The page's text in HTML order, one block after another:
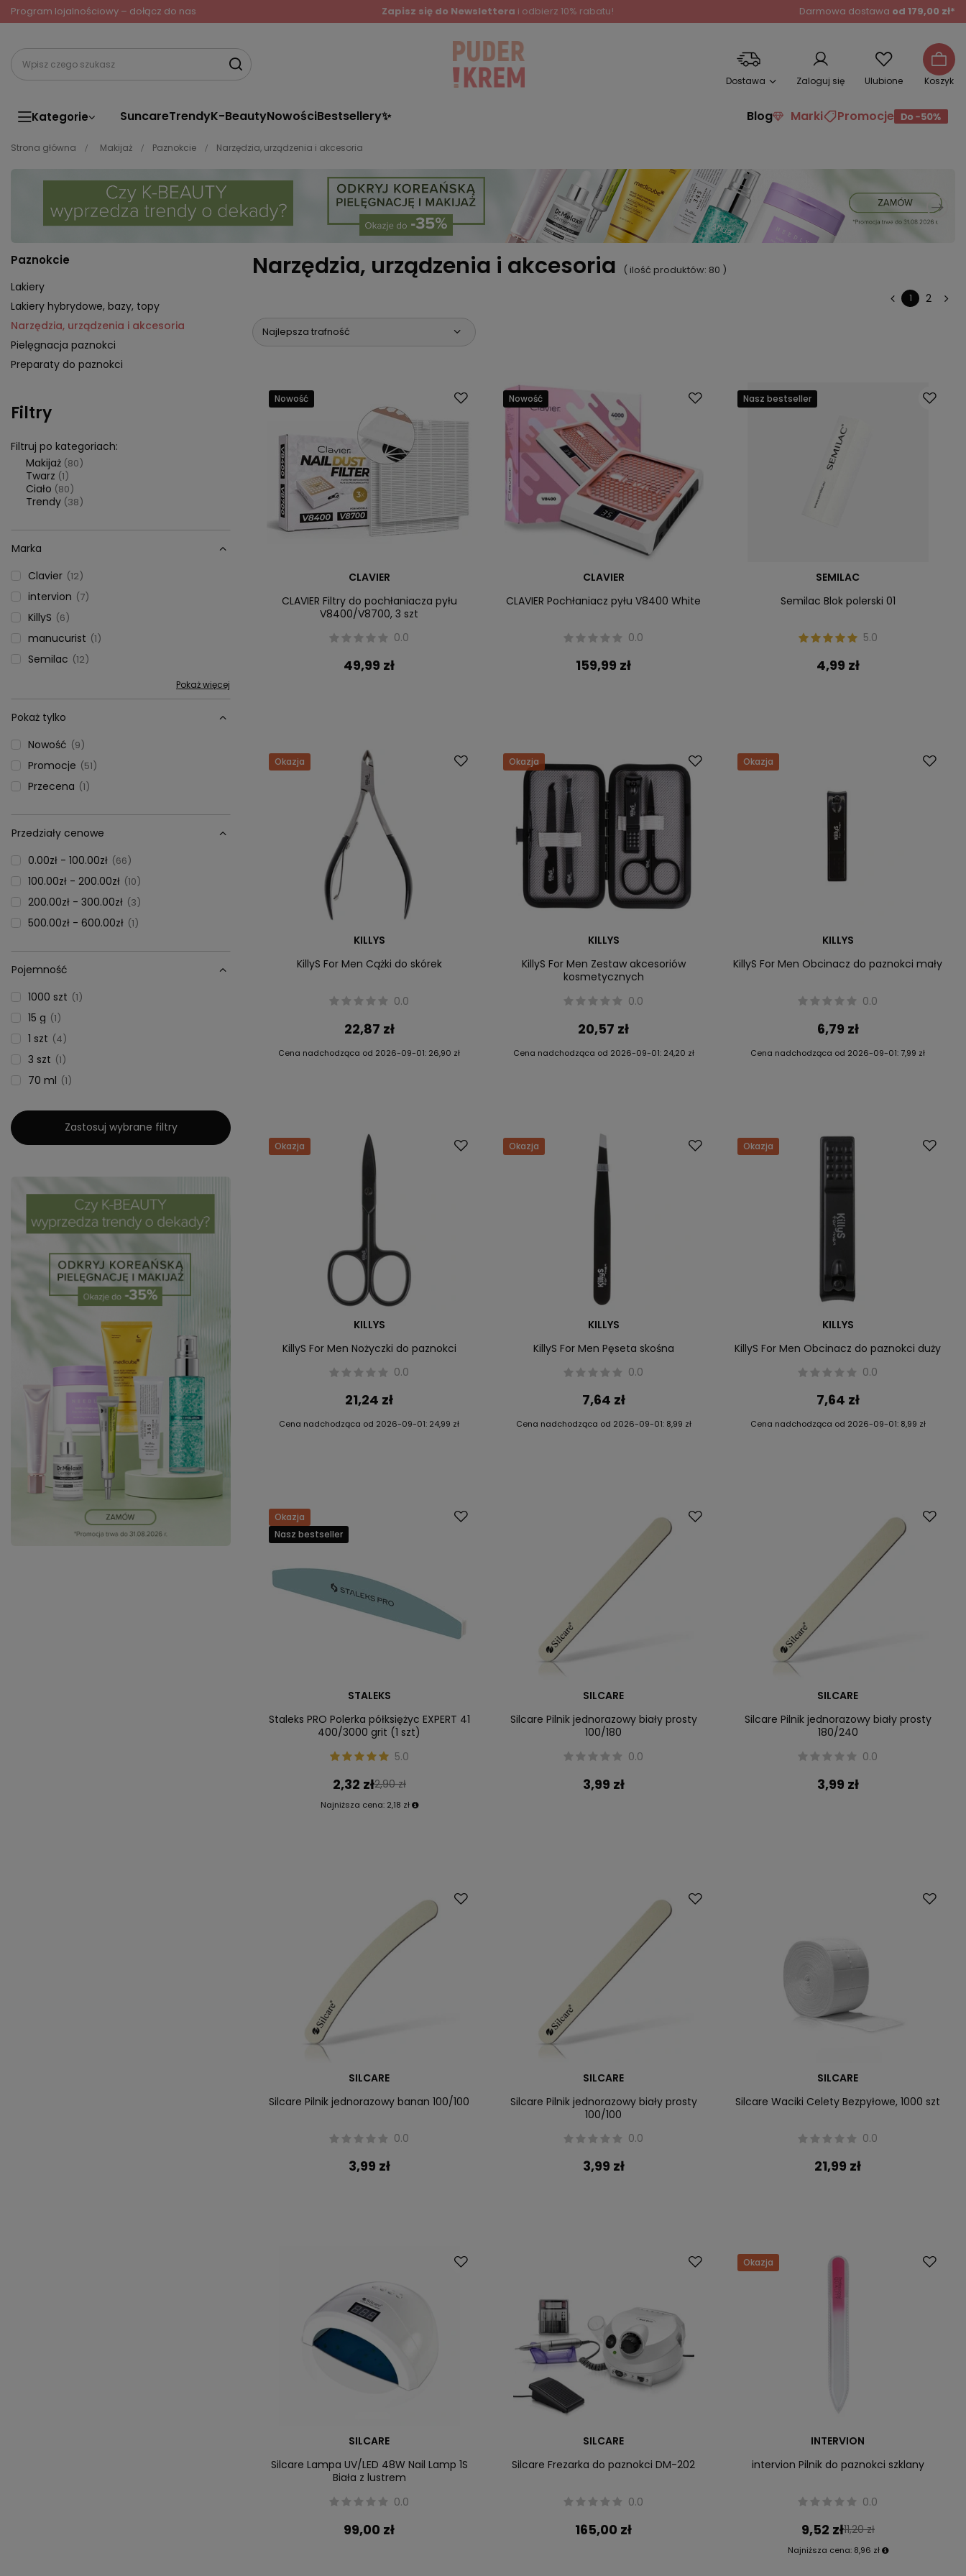
Program lojalnościowy – dołącz do nas Zapisz się do Newslettera i odbierz 10% rabatu! Darmowa dostawa od 179,00 zł*
Dostawa Zaloguj się Ulubione Koszyk
Kategorie SuncareTrendyK-BeautyNowościBestsellery✨ Blog Marki Promocje
Strona główna Makijaż Paznokcie Narzędzia, urządzenia i akcesoria
Paznokcie
Lakiery
Lakiery hybrydowe, bazy, topy
Narzędzia, urządzenia i akcesoria
Pielęgnacja paznokci
Preparaty do paznokci
Filtry
Filtruj po kategoriach:
Makijaż (80)
Twarz (1)
Ciało (80)
Trendy (38)
Marka
Clavier 12
intervion 7
KillyS 6
manucurist 1
Semilac 12
Pokaż więcej
Pokaż tylko
Nowość
9
Promocje 51
Przecena 1
Przedziały cenowe
0.00zł - 100.00zł
66
100.00zł - 200.00zł 10
200.00zł - 300.00zł 3
500.00zł - 600.00zł 1
Pojemność
1000 szt
1
15 g 1
1 szt 4
3 szt 1
70 ml 1
Zastosuj wybrane filtry
Narzędzia, urządzenia i akcesoria ( ilość produktów: 80 )
Najlepsza trafność
1 2
Nowość
CLAVIER
CLAVIER Filtry do pochłaniacza pyłu
V8400/V8700, 3 szt
0.0
49,99 zł
Nowość
CLAVIER
CLAVIER Pochłaniacz pyłu V8400 White
0.0
159,99 zł
Nasz bestseller
SEMILAC
Semilac Blok polerski 01
5.0
4,99 zł
Okazja
KILLYS
KillyS For Men Cążki do skórek
0.0
22,87 zł
Cena nadchodząca od 2026-09-01: 26,90 zł
Okazja
KILLYS
KillyS For Men Zestaw akcesoriów
kosmetycznych
0.0
20,57 zł
Cena nadchodząca od 2026-09-01: 24,20 zł
Okazja
KILLYS
KillyS For Men Obcinacz do paznokci mały
0.0
6,79 zł
Cena nadchodząca od 2026-09-01: 7,99 zł
Okazja
KILLYS
KillyS For Men Nożyczki do paznokci
0.0
21,24 zł
Cena nadchodząca od 2026-09-01: 24,99 zł
Okazja
KILLYS
KillyS For Men Pęseta skośna
0.0
7,64 zł
Cena nadchodząca od 2026-09-01: 8,99 zł
Okazja
KILLYS
KillyS For Men Obcinacz do paznokci duży
0.0
7,64 zł
Cena nadchodząca od 2026-09-01: 8,99 zł
Okazja
Nasz bestseller
STALEKS
Staleks PRO Polerka półksiężyc EXPERT 41
400/3000 grit (1 szt)
5.0
2,32 zł2,90 zł
Najniższa cena: 2,18 zł
SILCARE
Silcare Pilnik jednorazowy biały prosty
100/180
0.0
3,99 zł
SILCARE
Silcare Pilnik jednorazowy biały prosty
180/240
0.0
3,99 zł
SILCARE
Silcare Pilnik jednorazowy banan 100/100
0.0
3,99 zł
SILCARE
Silcare Pilnik jednorazowy biały prosty
100/100
0.0
3,99 zł
SILCARE
Silcare Waciki Celety Bezpyłowe, 1000 szt
0.0
21,99 zł
SILCARE
Silcare Lampa UV/LED 48W Nail Lamp 1S
Biała z lustrem
0.0
99,00 zł
SILCARE
Silcare Frezarka do paznokci DM-202
0.0
165,00 zł
Okazja
INTERVION
intervion Pilnik do paznokci szklany
0.0
9,52 zł11,20 zł
Najniższa cena: 8,96 zł